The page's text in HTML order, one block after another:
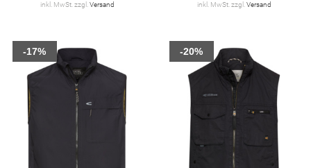
inkl. MwSt. zzgl.Versand inkl. MwSt. zzgl.Versand
-17% -20%